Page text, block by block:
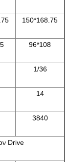
150*168.75
96*108
1/36
14
3840
Drive